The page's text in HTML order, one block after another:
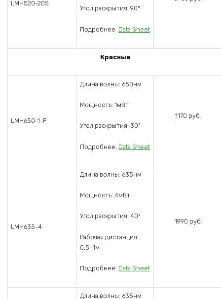
LMH520-20S
Угол раскрытия: 90º
Подробнее: Data Sheet
Красные
LMH650-1-P
Длина волны: 650нм
Мощность: 1мВт
Угол раскрытия: 30º
Подробнее: Data Sheet
1170 руб.
LMH635-4
Длина волны: 635нм
Мощность: 4мВт
Угол раскрытия: 40º
Рабочая дистанция:
0,5~1м
Подробнее: Data Sheet
1990 руб.
Длина волны: 635нм